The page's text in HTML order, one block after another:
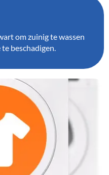
om zuinig te wassen
beschadigen.